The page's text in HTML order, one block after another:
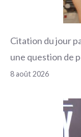
Citation du jour
une question de
8 août 2026